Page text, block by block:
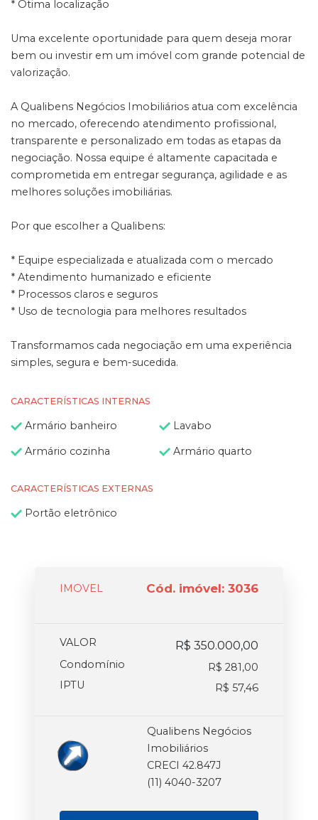
* Ótima localização
Uma excelente oportunidade para quem deseja morar
bem ou investir em um imóvel com grande potencial de
valorização.
A Qualibens Negócios Imobiliários atua com excelência
no mercado, oferecendo atendimento profissional,
transparente e personalizado em todas as etapas da
negociação. Nossa equipe é altamente capacitada e
comprometida em entregar segurança, agilidade e as
melhores soluções imobiliárias.
Por que escolher a Qualibens:
* Equipe especializada e atualizada com o mercado
* Atendimento humanizado e eficiente
* Processos claros e seguros
* Uso de tecnologia para melhores resultados
Transformamos cada negociação em uma experiência
simples, segura e bem-sucedida.
CARACTERÍSTICAS INTERNAS
Armário banheiro
Lavabo
Armário cozinha
Armário quarto
CARACTERÍSTICAS EXTERNAS
Portão eletrônico
IMOVEL Cód. imóvel: 3036
VALOR R$ 350.000,00
Condomínio
R$ 281,00
IPTU
R$ 57,46
Qualibens Negócios
Imobiliários
CRECI 42.847J
(11) 4040-3207